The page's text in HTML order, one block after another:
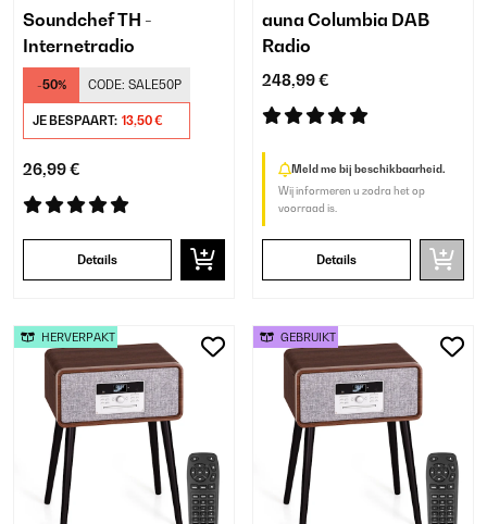
Soundchef TH -
Internetradio
-50% CODE: SALE50P
JE BESPAART: 13,50 €
26,99 €
Details
auna Columbia DAB
Radio
248,99 €
Meld me bij beschikbaarheid.
Wij informeren u zodra het op
voorraad is.
Details
HERVERPAKT GEBRUIKT